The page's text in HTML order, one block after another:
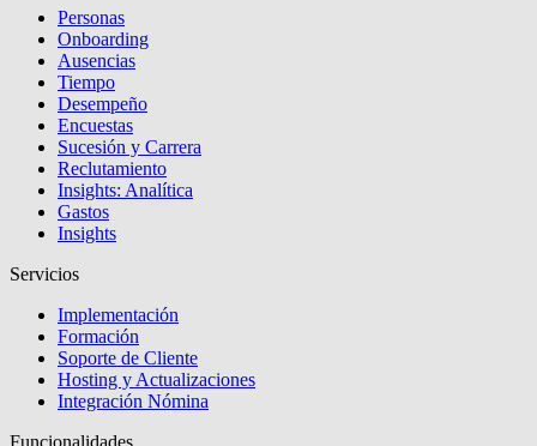
Personas
Onboarding
Ausencias
Tiempo
Desempeño
Encuestas
Sucesión y Carrera
Reclutamiento
Insights: Analítica
Gastos
Insights
Servicios
Implementación
Formación
Soporte de Cliente
Hosting y Actualizaciones
Integración Nómina
Funcionalidades